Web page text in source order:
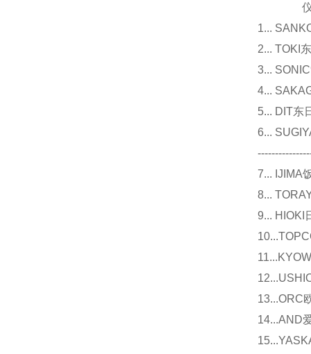
仪器
1...
2... TOKI
3...
4...
5... DIT东
6...
7... IJIMA
8...
9... HIOKI
13...ORC
14...AND